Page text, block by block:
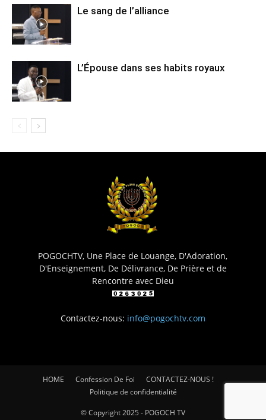
Le sang de l’alliance
L’Épouse dans ses habits royaux
POGOCHTV, Une Place de Louange, D'Adoration,
D'Enseignement, De Délivrance, De Prière et de
Rencontre avec Dieu
Contactez-nous: info@pogochtv.com
HOME Confession De Foi
CONTACTEZ-NOUS !
Politique de confidentialité
© Copyright 2025 - POGOCH TV